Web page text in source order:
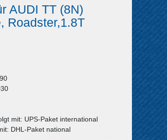
AUDI TT (8N)
Roadster,1.8T
mit: UPS-Paket international
DHL-Paket national